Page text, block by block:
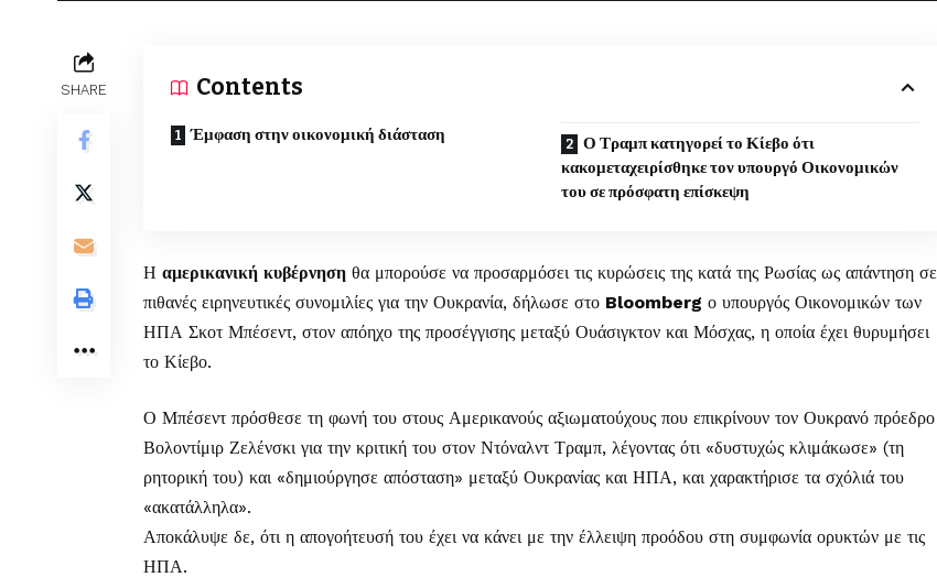
SHARE Contents
Έμφαση στην οικονομική διάσταση
Ο Τραμπ κατηγορεί το Κίεβο ότι
κακομεταχειρίσθηκε τον υπουργό Οικονομικών
του σε πρόσφατη επίσκεψη
Η αμερικανική κυβέρνηση θα μπορούσε να προσαρμόσει τις κυρώσεις της κατά της Ρωσίας ως απάντηση σε
πιθανές ειρηνευτικές συνομιλίες για την Ουκρανία, δήλωσε στο Bloomberg ο υπουργός Οικονομικών των
ΗΠΑ Σκοτ Μπέσεντ, στον απόηχο της προσέγγισης μεταξύ Ουάσιγκτον και Μόσχας, η οποία έχει θυρυμήσει
το Κίεβο.
Ο Μπέσεντ πρόσθεσε τη φωνή του στους Αμερικανούς αξιωματούχους που επικρίνουν τον Ουκρανό πρόεδρο
Βολοντίμιρ Ζελένσκι για την κριτική του στον Ντόναλντ Τραμπ, λέγοντας ότι «δυστυχώς κλιμάκωσε» (τη
ρητορική του) και «δημιούργησε απόσταση» μεταξύ Ουκρανίας και ΗΠΑ, και χαρακτήρισε τα σχόλιά του
«ακατάλληλα».
Αποκάλυψε δε, ότι η απογοήτευσή του έχει να κάνει με την έλλειψη προόδου στη συμφωνία ορυκτών με τις
ΗΠΑ.